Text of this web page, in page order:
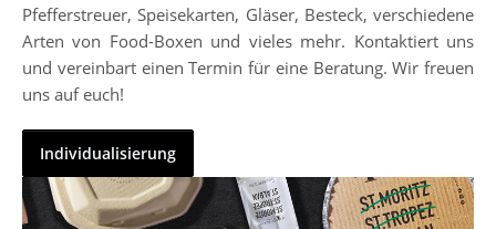
Pfefferstreuer, Speisekarten, Gläser, Besteck, verschiedene
Arten von Food-Boxen und vieles mehr. Kontaktiert uns
und vereinbart einen Termin für eine Beratung. Wir freuen
uns auf euch!
Individualisierung